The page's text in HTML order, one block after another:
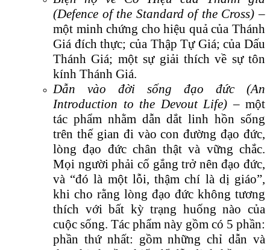
(Defence of the Standard of the Cross) –
một minh chứng cho hiệu quả của Thánh
Giá đích thực; của Thập Tự Giá; của Dấu
Thánh Giá; một sự giải thích về sự tôn
kính Thánh Giá.
Dẫn vào đời sống đạo đức (An
Introduction to the Devout Life) – một
tác phẩm nhằm dẫn dắt linh hồn sống
trên thế gian đi vào con đường đạo đức,
lòng đạo đức chân thật và vững chắc.
Mọi người phải cố gắng trở nên đạo đức,
và “đó là một lỗi, thậm chí là dị giáo”,
khi cho rằng lòng đạo đức không tương
thích với bất kỳ trạng huống nào của
cuộc sống. Tác phẩm này gồm có 5 phần:
phần thứ nhất: gồm những chỉ dẫn và